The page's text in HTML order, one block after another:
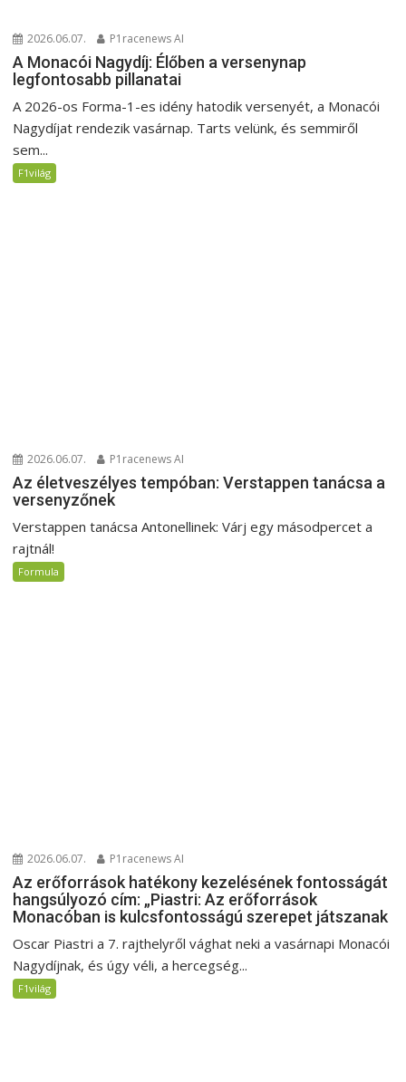
2026.06.07. P1racenews AI
A Monacói Nagydíj: Élőben a versenynap
legfontosabb pillanatai
A 2026-os Forma-1-es idény hatodik versenyét, a Monacói
Nagydíjat rendezik vasárnap. Tarts velünk, és semmiről
sem...
F1világ
2026.06.07. P1racenews AI
Az életveszélyes tempóban: Verstappen tanácsa a
versenyzőnek
Verstappen tanácsa Antonellinek: Várj egy másodpercet a
rajtnál!
Formula
2026.06.07. P1racenews AI
Az erőforrások hatékony kezelésének fontosságát
hangsúlyozó cím: „Piastri: Az erőforrások
Monacóban is kulcsfontosságú szerepet játszanak
Oscar Piastri a 7. rajthelyről vághat neki a vasárnapi Monacói
Nagydíjnak, és úgy véli, a hercegség...
F1világ